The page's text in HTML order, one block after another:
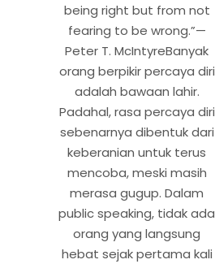
being right but from not
fearing to be wrong.”—
Peter T. McIntyreBanyak
orang berpikir percaya diri
adalah bawaan lahir.
Padahal, rasa percaya diri
sebenarnya dibentuk dari
keberanian untuk terus
mencoba, meski masih
merasa gugup. Dalam
public speaking, tidak ada
orang yang langsung
hebat sejak pertama kali